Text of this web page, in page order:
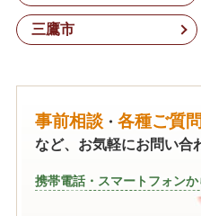
三鷹市
事前相談 ・ 各種ご質問
など、お気軽にお問い合
携帯電話・スマートフォン